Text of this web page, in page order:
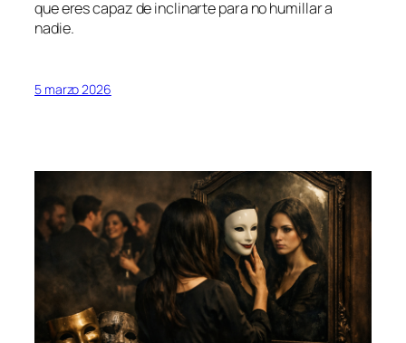
que eres capaz de inclinarte para no humillar a
nadie.
5 marzo 2026